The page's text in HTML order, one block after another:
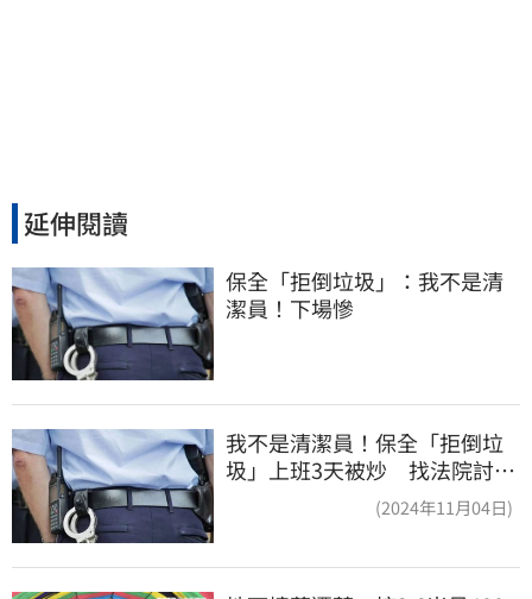
延伸閱讀
保全「拒倒垃圾」：我不是清
潔員！下場慘
我不是清潔員！保全「拒倒垃
圾」上班3天被炒 找法院討公
(2024年11月04日)